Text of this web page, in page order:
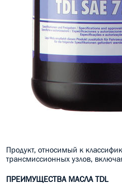
Продукт, относимый к
трансмиссионных узлов,
ПРЕИМУЩЕСТВА МАСЛА TDL